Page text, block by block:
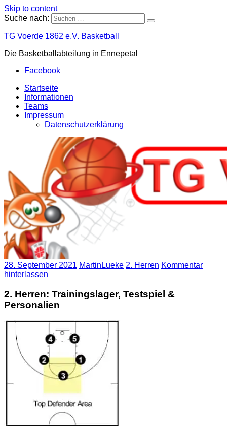
Skip to content
Suche nach:
TG Voerde 1862 e.V. Basketball
Die Basketballabteilung in Ennepetal
Facebook
Startseite
Informationen
Teams
Impressum
Datenschutzerklärung
28. September 2021 MartinLueke 2. Herren Kommentar
hinterlassen
2. Herren: Trainingslager, Testspiel &
Personalien